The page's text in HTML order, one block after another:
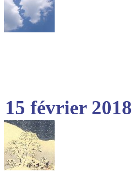
15 février 2018